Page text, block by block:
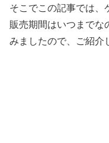
そこでこの記事では、
販売期間はいつまでな
みましたので、ご紹介